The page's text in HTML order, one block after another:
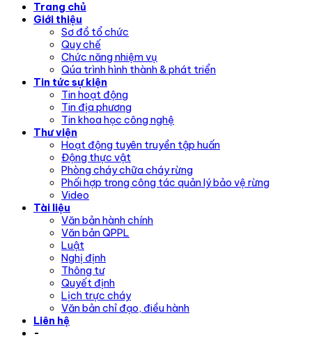
Trang chủ
Giới thiệu
Sơ đồ tổ chức
Quy chế
Chức năng nhiệm vụ
Qúa trình hình thành & phát triển
Tin tức sự kiện
Tin hoạt động
Tin địa phương
Tin khoa học công nghệ
Thư viện
Hoạt động tuyên truyền tập huấn
Động thực vật
Phòng cháy chữa cháy rừng
Phối hợp trong công tác quản lý bảo vệ rừng
Video
Tài liệu
Văn bản hành chính
Văn bản QPPL
Luật
Nghị định
Thông tư
Quyết định
Lịch trực cháy
Văn bản chỉ đạo, điều hành
Liên hệ
-